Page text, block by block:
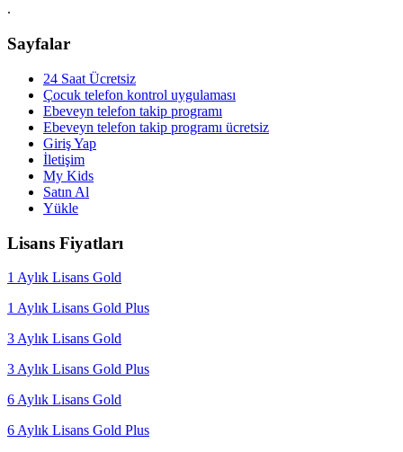
.
Sayfalar
24 Saat Ücretsiz
Çocuk telefon kontrol uygulaması
Ebeveyn telefon takip programı
Ebeveyn telefon takip programı ücretsiz
Giriş Yap
İletişim
My Kids
Satın Al
Yükle
Lisans Fiyatları
1 Aylık Lisans Gold
1 Aylık Lisans Gold Plus
3 Aylık Lisans Gold
3 Aylık Lisans Gold Plus
6 Aylık Lisans Gold
6 Aylık Lisans Gold Plus